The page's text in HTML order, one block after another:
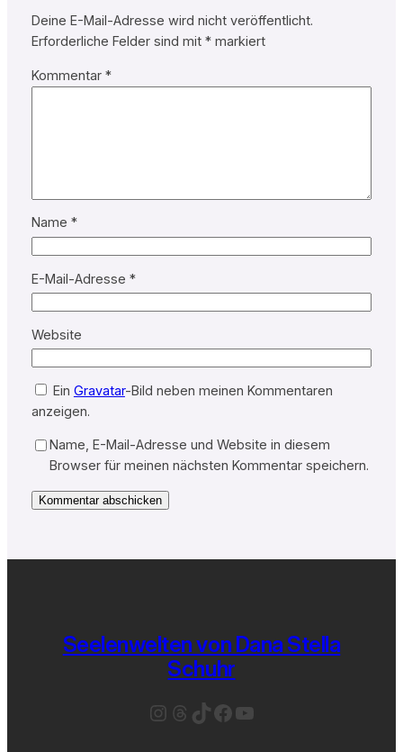
Deine E-Mail-Adresse wird nicht veröffentlicht.
Erforderliche Felder sind mit *markiert
Kommentar *
Name *
E-Mail-Adresse *
Website
Ein Gravatar-Bild neben meinen Kommentaren
anzeigen.
Name, E-Mail-Adresse und Website in diesem
Browser für meinen nächsten Kommentar speichern.
Seelenwelten von Dana Stella
Schuhr
Instagram
Threads
TikTok
Facebook
YouTube